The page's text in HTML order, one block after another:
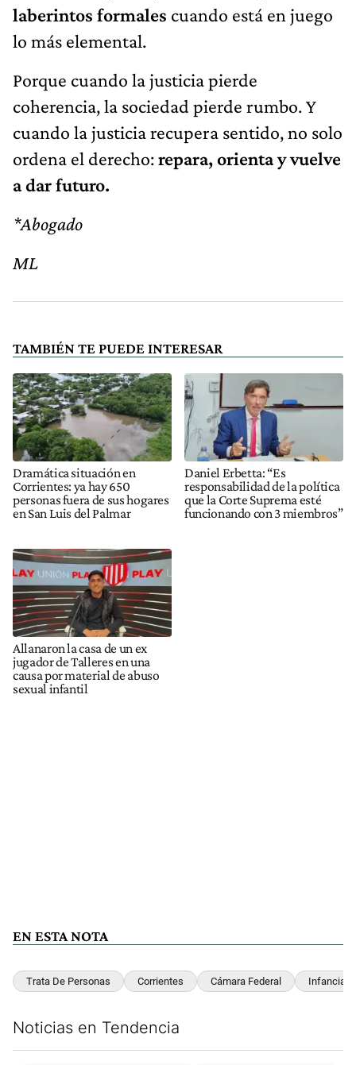
laberintos formales cuando está en juego
lo más elemental.
Porque cuando la justicia pierde
coherencia, la sociedad pierde rumbo. Y
cuando la justicia recupera sentido, no solo
ordena el derecho:repara, orienta y vuelve
a dar futuro.
*Abogado
ML
TAMBIÉN TE PUEDE INTERESAR
Dramática situación en
Corrientes: ya hay 650
personas fuera de sus hogares
en San Luis del Palmar
Daniel Erbetta: “Es
responsabilidad de la política
que la Corte Suprema esté
funcionando con 3 miembros”
Allanaron la casa de un ex
jugador de Talleres en una
causa por material de abuso
sexual infantil
EN ESTA NOTA
Trata De Personas Corrientes Cámara Federal Infancia
Noticias en Tendencia